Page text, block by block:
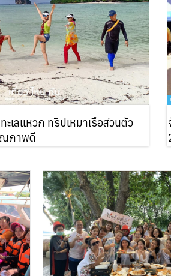
ะเลแหวก ทริปเหมาเรือส่วนตัว
ภาพดี